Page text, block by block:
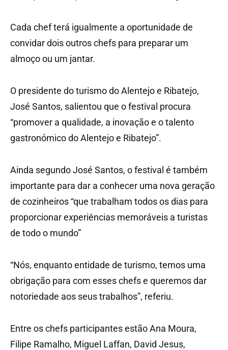
Cada chef terá igualmente a oportunidade de
convidar dois outros chefs para preparar um
almoço ou um jantar.
O presidente do turismo do Alentejo e Ribatejo,
José Santos, salientou que o festival procura
“promover a qualidade, a inovação e o talento
gastronómico do Alentejo e Ribatejo”.
Ainda segundo José Santos, o festival é também
importante para dar a conhecer uma nova geração
de cozinheiros “que trabalham todos os dias para
proporcionar experiências memoráveis a turistas
de todo o mundo”
“Nós, enquanto entidade de turismo, temos uma
obrigação para com esses chefs e queremos dar
notoriedade aos seus trabalhos”, referiu.
Entre os chefs participantes estão Ana Moura,
Filipe Ramalho, Miguel Laffan, David Jesus,